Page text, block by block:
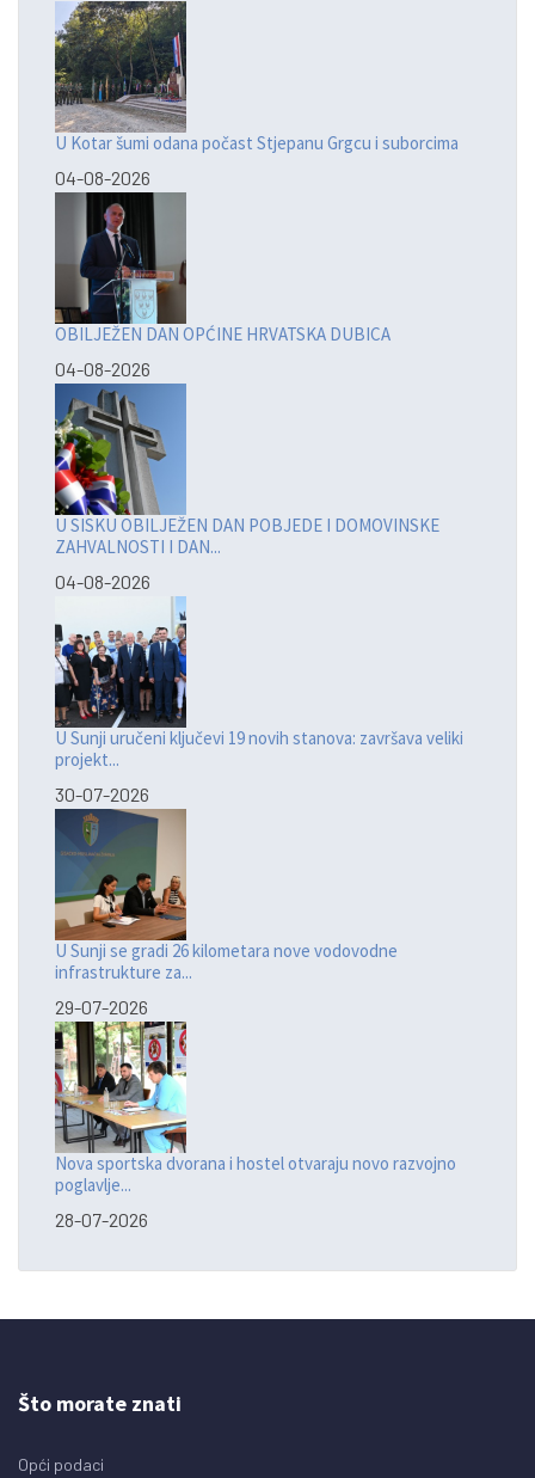
U Kotar šumi odana počast Stjepanu Grgcu i suborcima
04-08-2026
OBILJEŽEN DAN OPĆINE HRVATSKA DUBICA
04-08-2026
U SISKU OBILJEŽEN DAN POBJEDE I DOMOVINSKE
ZAHVALNOSTI I DAN...
04-08-2026
U Sunji uručeni ključevi 19 novih stanova: završava veliki
projekt...
30-07-2026
U Sunji se gradi 26 kilometara nove vodovodne
infrastrukture za...
29-07-2026
Nova sportska dvorana i hostel otvaraju novo razvojno
poglavlje...
28-07-2026
Što morate znati
Opći podaci